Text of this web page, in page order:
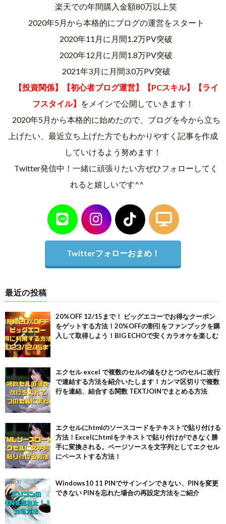
楽天での年間購入金額80万以上笑
2020年5月から本格的にブログの運営をスタート
2020年11月に月間1.2万PV突破
2020年12月に月間1.8万PV突破
2021年3月に月間3.0万PV突破
【投資関係】【初心者ブログ運営】【PCスキル】【ライ
フスタイル】
をメインで公開していきます！
2020年5月から本格的に始めたので、ブログを今から立ち
上げたい、最近立ち上げた方でもわかりやすく記事を作成
していけるよう努めます！
Twitter発信中！一緒に頑張りたい方ぜひフォローしてく
れると嬉しいです^^
Twitterフォローおまめ！
最近の投稿
20%OFF 12/15まで！ ビッグエコーでお得なクーポン
をゲットする方法！20%OFFの割引をファンブックを購
入して取得しよう！BIG ECHOで安くカラオケを楽しむ
エクセル excel で複数のセルの値をひとつのセルに改行
で連結する方法を紹介いたします！カンマ区切りで複数
行を連結、結合する関数 TEXTJOINでまとめる方法
エクセルにhtmlのソースコードをテキストで貼り付ける
方法！Excelにhtmlをテキストで貼り付けができなく勝
手に変換される。ページソースを文字列としてエクセル
にペーストする方法！
Windows10 11 PINでサインインできない、PINを変更
できない PINを忘れた場合の再設定方法をご紹介